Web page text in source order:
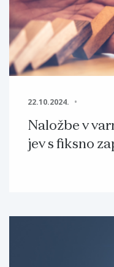
22.10.2024.
Naložbe v
jev s fiksno